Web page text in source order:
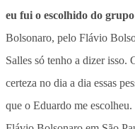
eu fui o escolhido do
Bolsonaro, pelo Flávio
Salles só tenho a dizer isso.
certeza no dia a dia essas
que o Eduardo me